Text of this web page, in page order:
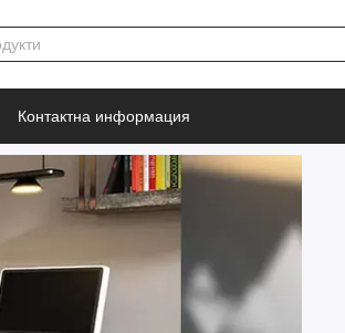
Контактна информация